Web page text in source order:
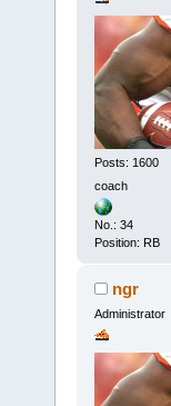
Posts: 1600
coach
No.: 34
Position: RB
ngr
Administrator